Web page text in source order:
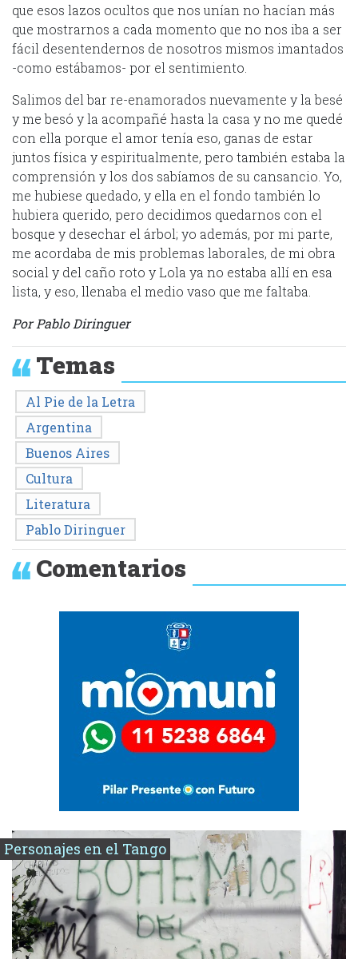
que esos lazos ocultos que nos unían no hacían más
que mostrarnos a cada momento que no nos iba a ser
fácil desentendernos de nosotros mismos imantados
-como estábamos- por el sentimiento.
Salimos del bar re-enamorados nuevamente y la besé
y me besó y la acompañé hasta la casa y no me quedé
con ella porque el amor tenía eso, ganas de estar
juntos física y espiritualmente, pero también estaba la
comprensión y los dos sabíamos de su cansancio. Yo,
me hubiese quedado, y ella en el fondo también lo
hubiera querido, pero decidimos quedarnos con el
bosque y desechar el árbol; yo además, por mi parte,
me acordaba de mis problemas laborales, de mi obra
social y del caño roto y Lola ya no estaba allí en esa
lista, y eso, llenaba el medio vaso que me faltaba.
Por Pablo Diringuer
Temas
Al Pie de la Letra
Argentina
Buenos Aires
Cultura
Literatura
Pablo Diringuer
Comentarios
Personajes en el Tango